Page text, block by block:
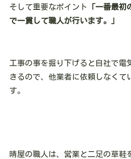
そして重要なポイント
「一番最
で一貫して職人が行います。」
工事の事を掘り下げると自社で電
きるので、他業者に依頼しなくて
す。
晴屋の職人は、営業と二足の草鞋